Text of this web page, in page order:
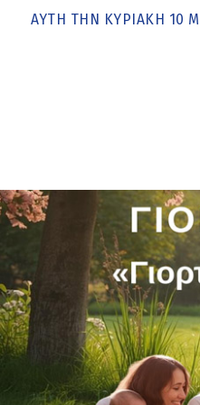
ΑΥΤΉ ΤΗΝ ΚΥΡΙΑΚΉ 10